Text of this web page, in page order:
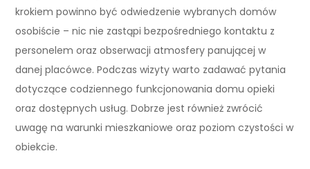
krokiem powinno być odwiedzenie wybranych domów
osobiście – nic nie zastąpi bezpośredniego kontaktu z
personelem oraz obserwacji atmosfery panującej w
danej placówce. Podczas wizyty warto zadawać pytania
dotyczące codziennego funkcjonowania domu opieki
oraz dostępnych usług. Dobrze jest również zwrócić
uwagę na warunki mieszkaniowe oraz poziom czystości w
obiekcie.